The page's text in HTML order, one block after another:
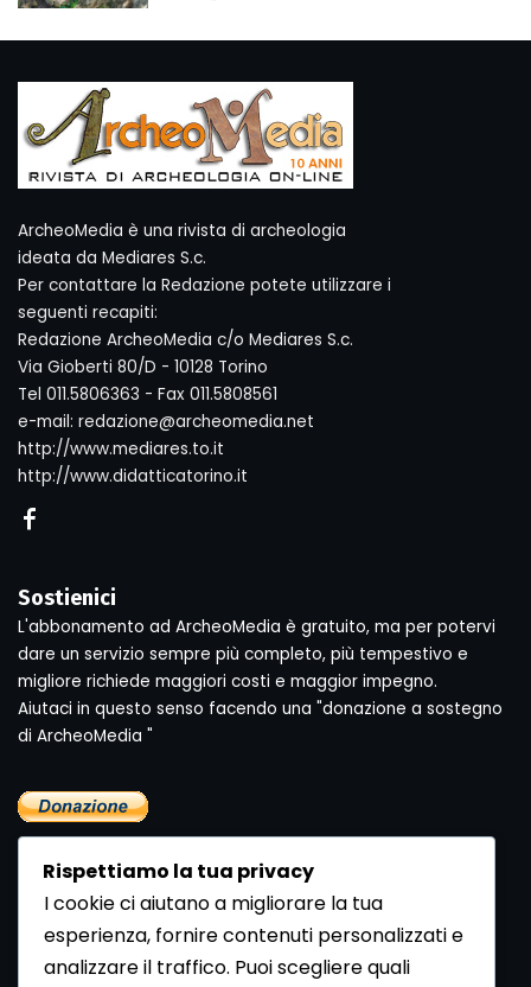
ArcheoMedia è una rivista di archeologia
ideata da Mediares S.c.
Per contattare la Redazione potete utilizzare i
seguenti recapiti:
Redazione ArcheoMedia c/o Mediares S.c.
Via Gioberti 80/D - 10128 Torino
Tel 011.5806363 - Fax 011.5808561
e-mail: redazione@archeomedia.net
http://www.mediares.to.it
http://www.didatticatorino.it
Sostienici
L'abbonamento ad ArcheoMedia è gratuito, ma per potervi
dare un servizio sempre più completo, più tempestivo e
migliore richiede maggiori costi e maggior impegno.
Aiutaci in questo senso facendo una "donazione a sostegno
di ArcheoMedia "
Rispettiamo la tua privacy
I cookie ci aiutano a migliorare la tua
esperienza, fornire contenuti personalizzati e
analizzare il traffico. Puoi scegliere quali